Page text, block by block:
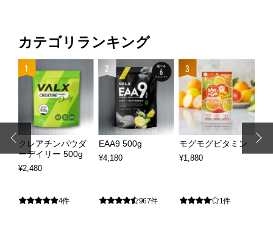
カテゴリランキング
1
クレアチンパウダ
ーデイリー 500g
¥2,480
4件
2
EAA9 500g
¥4,180
967件
3
モグモグビタミン
¥1,880
1件